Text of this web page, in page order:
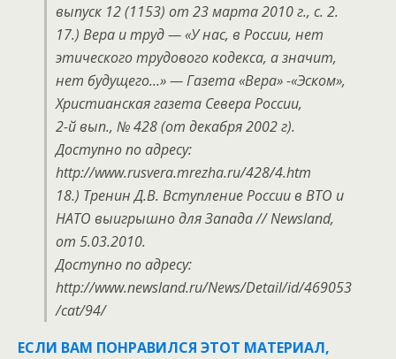
выпуск 12 (1153) от 23 марта 2010 г., с. 2.
17.) Вера и труд — «У нас, в России, нет
этического трудового кодекса, а значит,
нет будущего…» — Газета «Вера» -«Эском»,
Христианская газета Севера России,
2-й вып., № 428 (от декабря 2002 г).
Доступно по адресу:
http://www.rusvera.mrezha.ru/428/4.htm
18.) Тренин Д.В. Вступление России в ВТО и
НАТО выигрышно для Запада // Newsland,
от 5.03.2010.
Доступно по адресу:
http://www.newsland.ru/News/Detail/id/469053
/cat/94/
ЕСЛИ ВАМ ПОНРАВИЛСЯ ЭТОТ МАТЕРИАЛ,